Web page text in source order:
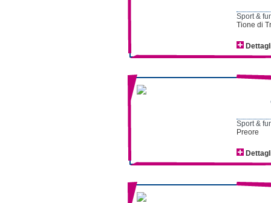
Sport &
Tione di
Sport &
Preore